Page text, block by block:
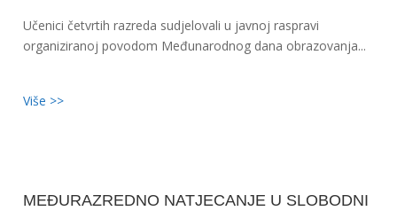
Učenici četvrtih razreda sudjelovali u javnoj raspravi
organiziranoj povodom Međunarodnog dana obrazovanja...
Više >>
MEĐURAZREDNO NATJECANJE U SLOBODNI